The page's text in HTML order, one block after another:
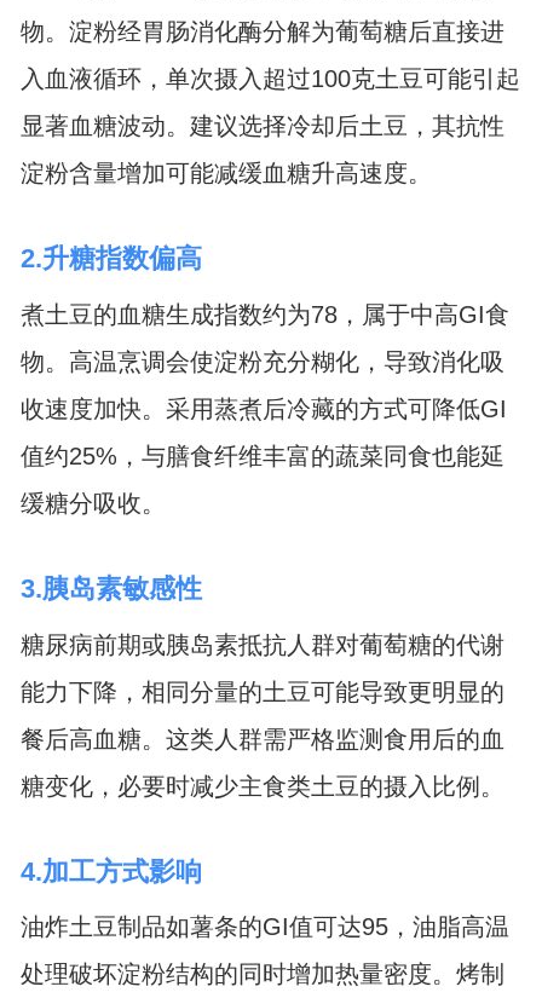
物。淀粉经胃肠消化酶分解为葡萄糖后直接进
入血液循环，单次摄入超过100克土豆可能引起
显著血糖波动。建议选择冷却后土豆，其抗性
淀粉含量增加可能减缓血糖升高速度。
2.升糖指数偏高
煮土豆的血糖生成指数约为78，属于中高GI食
物。高温烹调会使淀粉充分糊化，导致消化吸
收速度加快。采用蒸煮后冷藏的方式可降低GI
值约25%，与膳食纤维丰富的蔬菜同食也能延
缓糖分吸收。
3.胰岛素敏感性
糖尿病前期或胰岛素抵抗人群对葡萄糖的代谢
能力下降，相同分量的土豆可能导致更明显的
餐后高血糖。这类人群需严格监测食用后的血
糖变化，必要时减少主食类土豆的摄入比例。
4.加工方式影响
油炸土豆制品如薯条的GI值可达95，油脂高温
处理破坏淀粉结构的同时增加热量密度。烤制